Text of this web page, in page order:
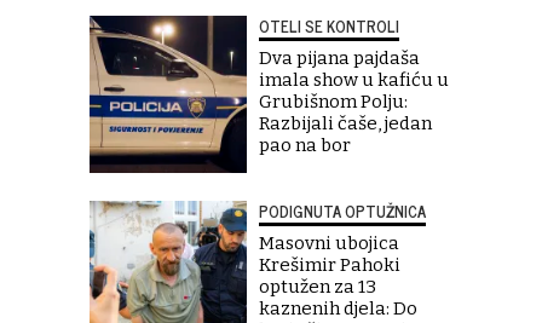
OTELI SE KONTROLI
Dva pijana pajdaša
imala show u kafiću u
Grubišnom Polju:
Razbijali čaše, jedan
pao na bor
PODIGNUTA OPTUŽNICA
Masovni ubojica
Krešimir Pahoki
optužen za 13
kaznenih djela: Do